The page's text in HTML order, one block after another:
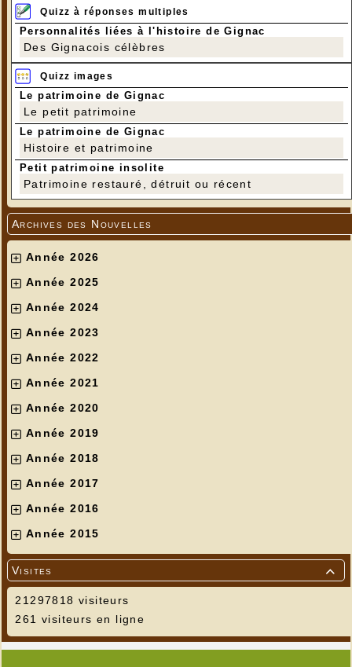
Quizz à réponses multiples
Personnalités liées à l'histoire de Gignac
Des Gignacois célèbres
Quizz images
Le patrimoine de Gignac
Le petit patrimoine
Le patrimoine de Gignac
Histoire et patrimoine
Petit patrimoine insolite
Patrimoine restauré, détruit ou récent
Archives des Nouvelles
Année 2026
Année 2025
Année 2024
Année 2023
Année 2022
Année 2021
Année 2020
Année 2019
Année 2018
Année 2017
Année 2016
Année 2015

Visites
21297818 visiteurs
261 visiteurs en ligne